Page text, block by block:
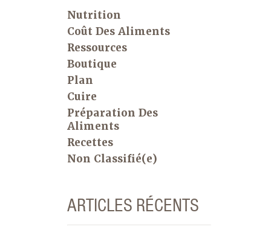
Nutrition
Coût Des Aliments
Ressources
Boutique
Plan
Cuire
Préparation Des
Aliments
Recettes
Non Classifié(e)
ARTICLES RÉCENTS